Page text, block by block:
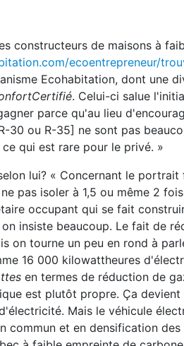
constructeurs de maisons à
ecoentrepreneur/
Ecohabitation, dont une
. Celui-ci salue
parce qu'au lieu
30 ou R-35] ne sont pas
qui est rare pour le privé. »
lui? « Concernant le portrait
pas isoler à 1,5 ou même 2
occupant qui se fait
insiste beaucoup. Le fait de
on tourne un peu en rond à
16 000 kilowattheures
en termes de réduction de
est plutôt propre. Ça
Mais le véhicule
commun et en densification